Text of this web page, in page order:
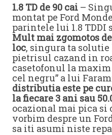
1.8 TD de 90 cai –
montat pe Ford
parintele lui 1.8 TDDI
Mult mai zgomotos
loc, singura ta
pietrisul cazand in
casetofonul la
cel negru” a lui
distributia este pe
la fiecare 3 ani sau
ocazional mai pica si
vorbim despre un
sa iti asumi niste